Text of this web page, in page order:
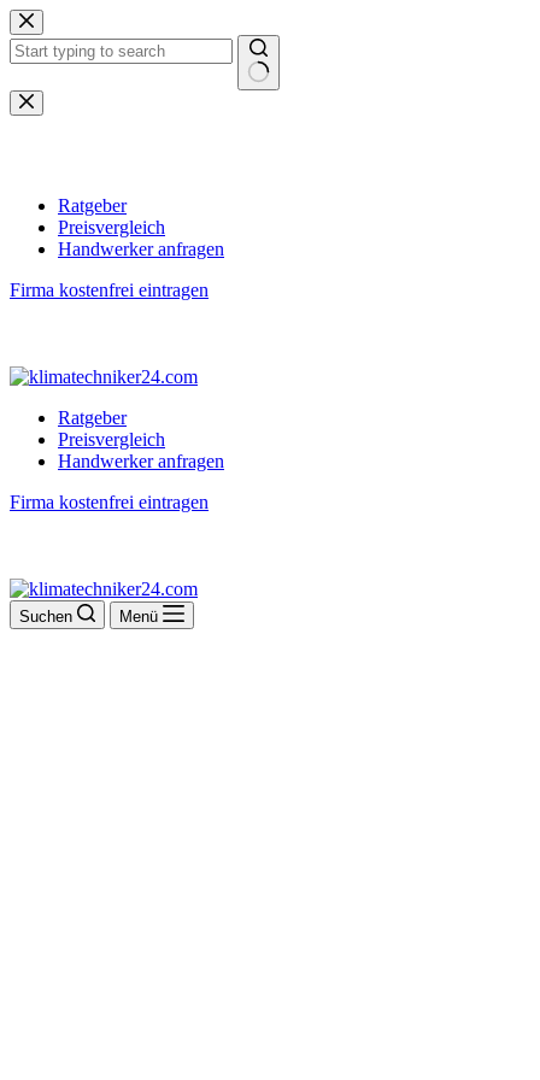
Zum
Inhalt
springen
Keine
Ergebnisse
Ratgeber
Preisvergleich
Handwerker anfragen
Firma kostenfrei eintragen
Ratgeber
Preisvergleich
Handwerker anfragen
Firma kostenfrei eintragen
Suchen Menü